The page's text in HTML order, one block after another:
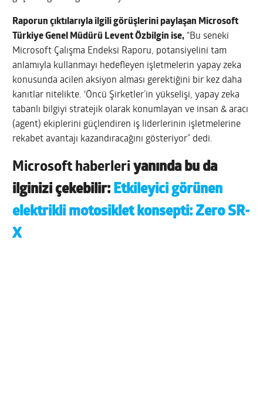
Raporun çıktılarıyla ilgili görüşlerini paylaşan Microsoft
Türkiye Genel Müdürü Levent Özbilgin ise, “Bu seneki
Microsoft Çalışma Endeksi Raporu, potansiyelini tam
anlamıyla kullanmayı hedefleyen işletmelerin yapay zeka
konusunda acilen aksiyon alması gerektiğini bir kez daha
kanıtlar nitelikte. ‘Öncü Şirketler’in yükselişi, yapay zeka
tabanlı bilgiyi stratejik olarak konumlayan ve insan & aracı
(agent) ekiplerini güçlendiren iş liderlerinin işletmelerine
rekabet avantajı kazandıracağını gösteriyor” dedi.
Microsoft haberleriyanında bu da
ilginizi çekebilir: Etkileyici görünen
elektrikli motosiklet konsepti: Zero SR-
X